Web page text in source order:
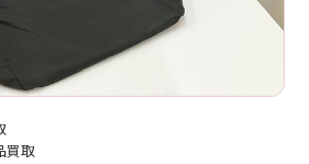
買取